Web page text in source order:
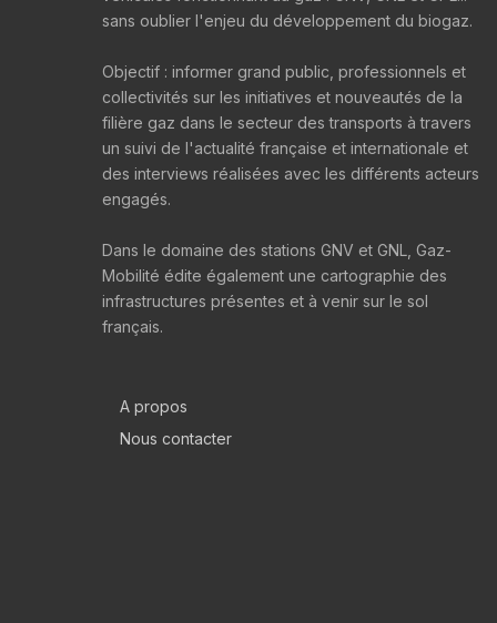
sans oublier l'enjeu du développement du biogaz.
Objectif : informer grand public, professionnels et
collectivités sur les initiatives et nouveautés de la
filière gaz dans le secteur des transports à travers
un suivi de l'actualité française et internationale et
des interviews réalisées avec les différents acteurs
engagés.
Dans le domaine des stations GNV et GNL, Gaz-
Mobilité édite également une cartographie des
infrastructures présentes et à venir sur le sol
français.
A propos
Nous contacter